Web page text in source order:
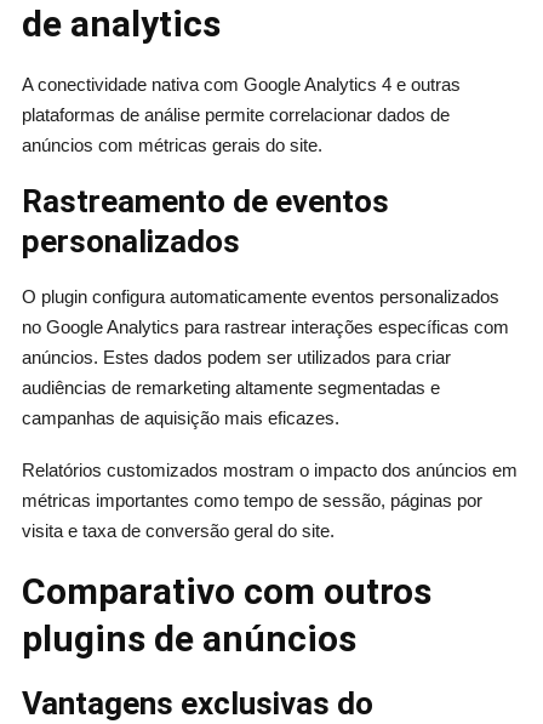
de analytics
A conectividade nativa com Google Analytics 4 e outras
plataformas de análise permite correlacionar dados de
anúncios com métricas gerais do site.
Rastreamento de eventos
personalizados
O plugin configura automaticamente eventos personalizados
no Google Analytics para rastrear interações específicas com
anúncios. Estes dados podem ser utilizados para criar
audiências de remarketing altamente segmentadas e
campanhas de aquisição mais eficazes.
Relatórios customizados mostram o impacto dos anúncios em
métricas importantes como tempo de sessão, páginas por
visita e taxa de conversão geral do site.
Comparativo com outros
plugins de anúncios
Vantagens exclusivas do